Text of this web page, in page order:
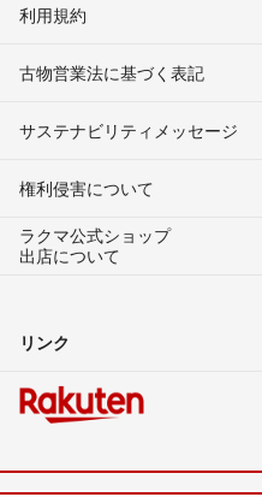
利用規約
古物営業法に基づく表記
サステナビリティメッセージ
権利侵害について
ラクマ公式ショップ
出店について
リンク